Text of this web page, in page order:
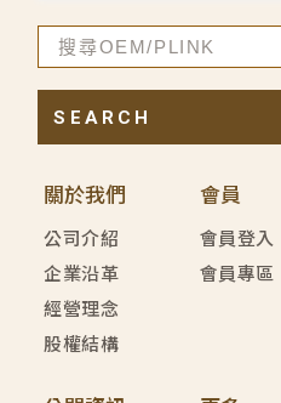
關於我們
公司介紹
企業沿革
經營理念
股權結構
會員
會員登入
會員專區
SEARCH